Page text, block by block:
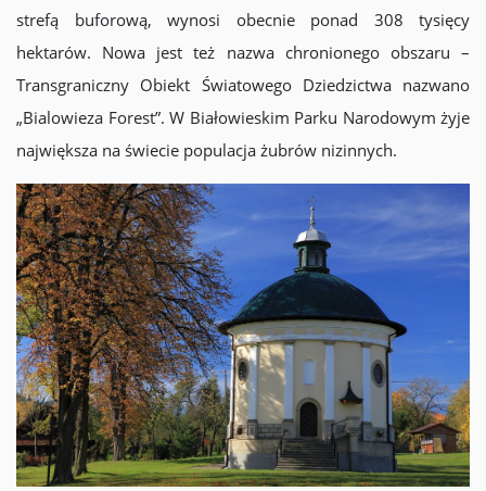
strefą buforową, wynosi obecnie ponad 308 tysięcy
hektarów. Nowa jest też nazwa chronionego obszaru –
Transgraniczny Obiekt Światowego Dziedzictwa nazwano
„Bialowieza Forest”. W Białowieskim Parku Narodowym żyje
największa na świecie populacja żubrów nizinnych.